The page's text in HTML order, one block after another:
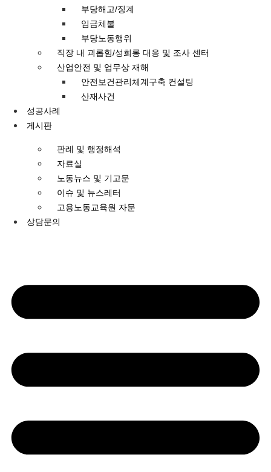
부당해고/징계
임금체불
부당노동행위
직장 내 괴롭힘/성희롱 대응 및 조사 센터
산업안전 및 업무상 재해
안전보건관리체계구축 컨설팅
산재사건
성공사례
게시판
판례 및 행정해석
자료실
노동뉴스 및 기고문
이슈 및 뉴스레터
고용노동교육원 자문
상담문의